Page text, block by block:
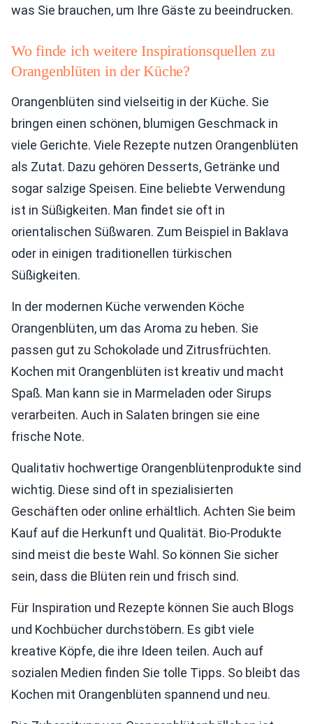
was Sie brauchen, um Ihre Gäste zu beeindrucken.
Wo finde ich weitere Inspirationsquellen zu
Orangenblüten in der Küche?
Orangenblüten sind vielseitig in der Küche. Sie
bringen einen schönen, blumigen Geschmack in
viele Gerichte. Viele Rezepte nutzen Orangenblüten
als Zutat. Dazu gehören Desserts, Getränke und
sogar salzige Speisen. Eine beliebte Verwendung
ist in Süßigkeiten. Man findet sie oft in
orientalischen Süßwaren. Zum Beispiel in Baklava
oder in einigen traditionellen türkischen
Süßigkeiten.
In der modernen Küche verwenden Köche
Orangenblüten, um das Aroma zu heben. Sie
passen gut zu Schokolade und Zitrusfrüchten.
Kochen mit Orangenblüten ist kreativ und macht
Spaß. Man kann sie in Marmeladen oder Sirups
verarbeiten. Auch in Salaten bringen sie eine
frische Note.
Qualitativ hochwertige Orangenblütenprodukte sind
wichtig. Diese sind oft in spezialisierten
Geschäften oder online erhältlich. Achten Sie beim
Kauf auf die Herkunft und Qualität. Bio-Produkte
sind meist die beste Wahl. So können Sie sicher
sein, dass die Blüten rein und frisch sind.
Für Inspiration und Rezepte können Sie auch Blogs
und Kochbücher durchstöbern. Es gibt viele
kreative Köpfe, die ihre Ideen teilen. Auch auf
sozialen Medien finden Sie tolle Tipps. So bleibt das
Kochen mit Orangenblüten spannend und neu.